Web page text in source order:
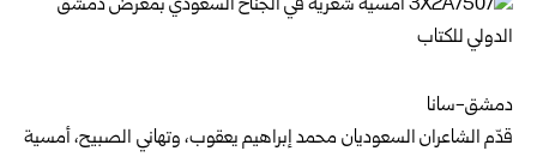
دمشق-سانا
قدّم الشاعران السعوديان محمد إبراهيم يعقوب، وتهاني الصبيح، أمسية